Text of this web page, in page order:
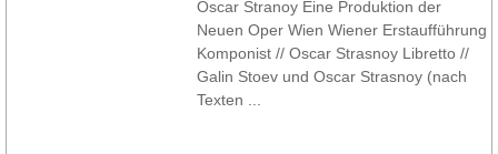
Oscar Stranoy Eine Produktion der
Neuen Oper Wien Wiener Erstaufführung
Komponist // Oscar Strasnoy Libretto //
Galin Stoev und Oscar Strasnoy (nach
Texten ...